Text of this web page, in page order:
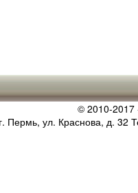
© 2010-
Пермь, ул. Краснова, д. 32